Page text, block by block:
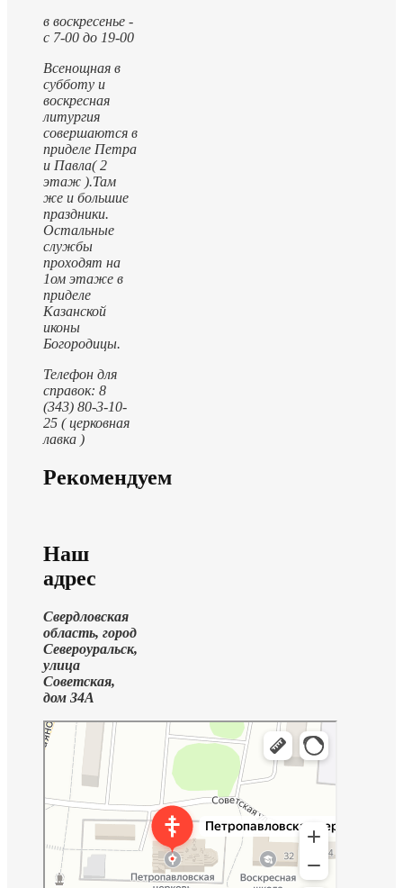
в воскресенье -
с 7-00 до 19-00
Всенощная в
субботу и
воскресная
литургия
совершаются в
приделе Петра
и Павла( 2
этаж ).Там
же и большие
праздники.
Остальные
службы
проходят на
1ом этаже в
приделе
Казанской
иконы
Богородицы.
Телефон для
справок: 8
(343) 80-3-10-
25 ( церковная
лавка )
Рекомендуем
Наш
адрес
Свердловская
область, город
Североуральск,
улица
Советская,
дом 34А